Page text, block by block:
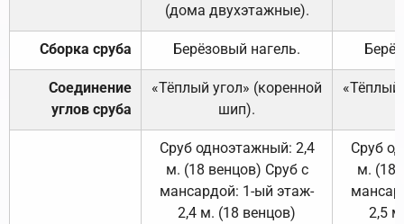
(дома двухэтажные).
Сборка сруба Берёзовый нагель.
Соединение
углов сруба
«Тёплый угол» (коренной
шип).
«Тёплый
Сруб одноэтажный: 2,4
м. (18 венцов) Сруб с
мансардой: 1-ый этаж-
2,4 м. (18 венцов)
Сруб
м. (18
2,5